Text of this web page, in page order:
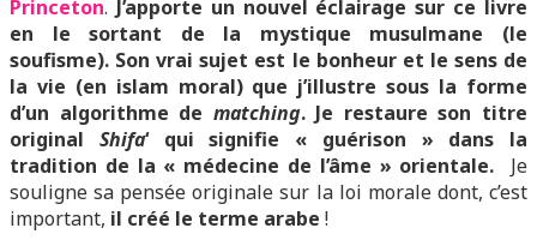
Princeton. J’apporte un nouvel éclairage sur ce livre
en le sortant de la mystique musulmane (le
soufisme). Son vrai sujet est le bonheur et le sens de
la vie (en islam moral) que j’illustre sous la forme
d’un algorithme de matching. Je restaure son titre
original Shifa‘ qui signifie « guérison » dans la
tradition de la « médecine de l’âme » orientale.
Je
souligne sa pensée originale sur la loi morale dont, c’est
important, il créé le terme arabe !